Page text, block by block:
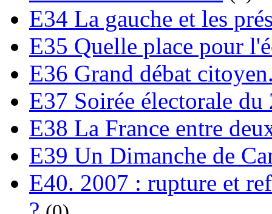
E34 La gauche et les
E35 Quelle place pour
E36 Grand débat
E37 Soirée électorale
E38 La France entre
E39 Un Dimanche de
E40. 2007 : rupture et